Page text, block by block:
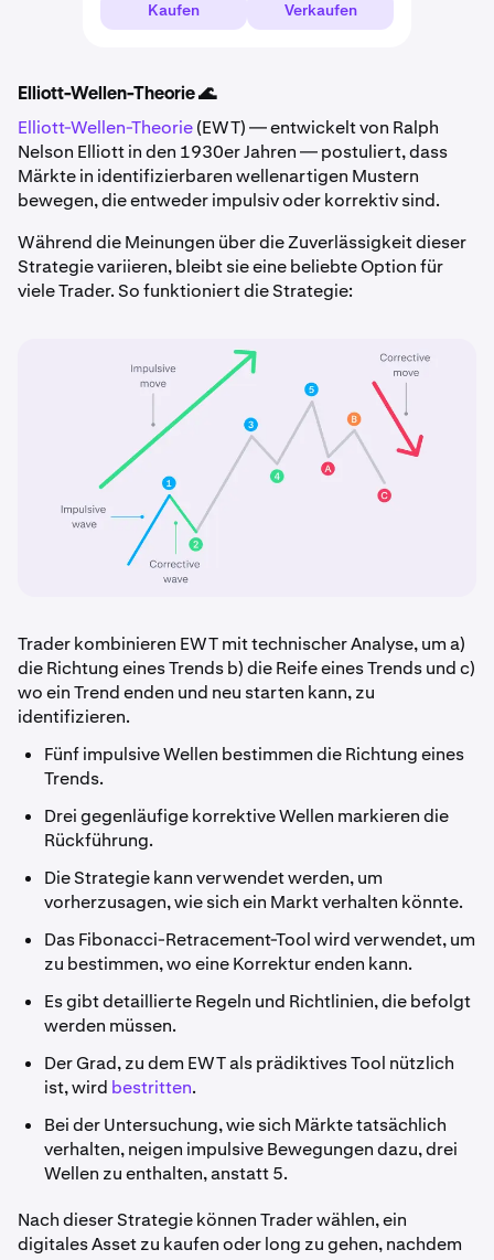
Kaufen Verkaufen
Elliott-Wellen-Theorie 🌊
Elliott-Wellen-Theorie(EWT) — entwickelt von Ralph
Nelson Elliott in den 1930er Jahren — postuliert, dass
Märkte in identifizierbaren wellenartigen Mustern
bewegen, die entweder impulsiv oder korrektiv sind.
Während die Meinungen über die Zuverlässigkeit dieser
Strategie variieren, bleibt sie eine beliebte Option für
viele Trader. So funktioniert die Strategie:
Trader kombinieren EWT mit technischer Analyse, um a)
die Richtung eines Trends b) die Reife eines Trends und c)
wo ein Trend enden und neu starten kann, zu
identifizieren.
Fünf impulsive Wellen bestimmen die Richtung eines
Trends.
Drei gegenläufige korrektive Wellen markieren die
Rückführung.
Die Strategie kann verwendet werden, um
vorherzusagen, wie sich ein Markt verhalten könnte.
Das Fibonacci-Retracement-Tool wird verwendet, um
zu bestimmen, wo eine Korrektur enden kann.
Es gibt detaillierte Regeln und Richtlinien, die befolgt
werden müssen.
Der Grad, zu dem EWT als prädiktives Tool nützlich
ist, wird bestritten.
Bei der Untersuchung, wie sich Märkte tatsächlich
verhalten, neigen impulsive Bewegungen dazu, drei
Wellen zu enthalten, anstatt 5.
Nach dieser Strategie können Trader wählen, ein
digitales Asset zu kaufen oder long zu gehen, nachdem